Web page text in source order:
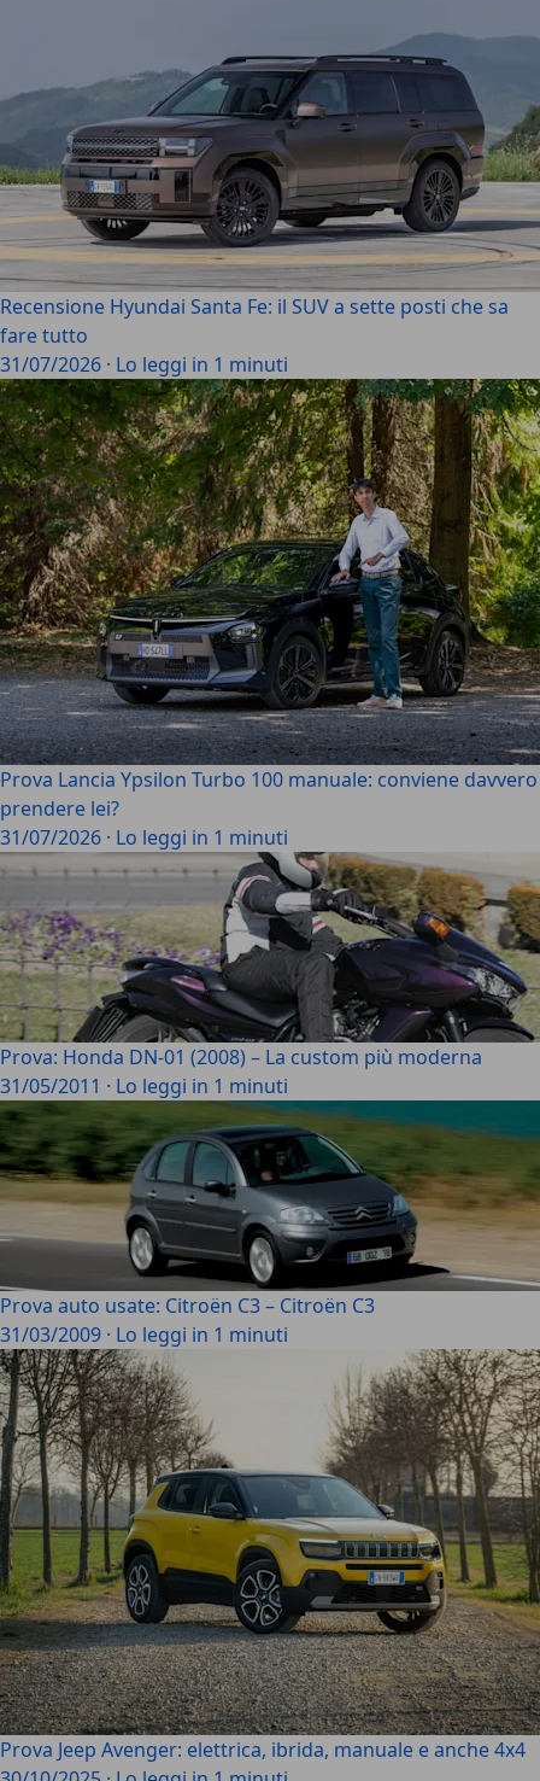
Recensione Hyundai Santa Fe: il SUV a sette posti che sa
fare tutto
31/07/2026 · Lo leggi in 1 minuti
Prova Lancia Ypsilon Turbo 100 manuale: conviene davvero
prendere lei?
31/07/2026 · Lo leggi in 1 minuti
Prova: Honda DN-01 (2008) – La custom più moderna
31/05/2011 · Lo leggi in 1 minuti
Prova auto usate: Citroën C3 – Citroën C3
31/03/2009 · Lo leggi in 1 minuti
Prova Jeep Avenger: elettrica, ibrida, manuale e anche 4x4